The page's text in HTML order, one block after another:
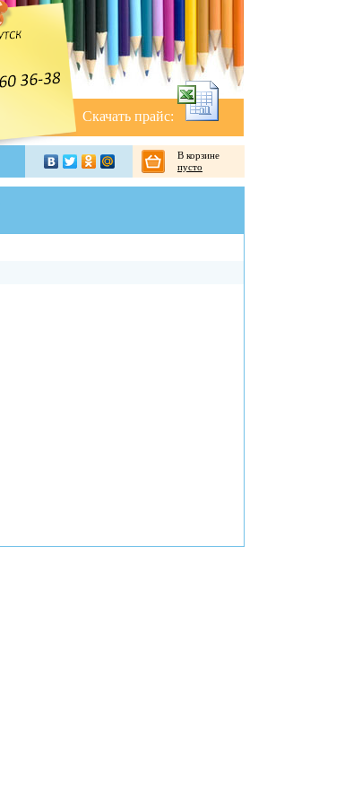
Скачать прайс:
В корзине
пусто